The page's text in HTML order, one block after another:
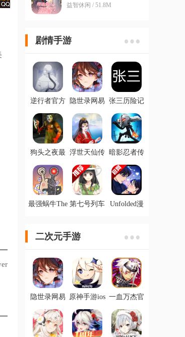
官方版
益智休闲 / 51.8M
剧情手游
逆行者官方
隐世录网易 张三历险记
狗头之夜最 浮世天仙传 暗影忍者传
最强蜗牛The 第七号列车
Unfolded漫
二次元手游
隐世录网易 原神手游ios 一血万杰官